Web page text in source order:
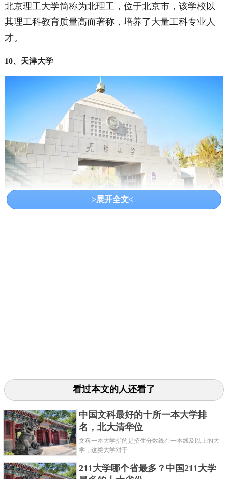
北京理工大学简称为北理工，位于北京市，该学校以
其理工科教育质量高而著称，培养了大量工科专业人
才。
10、天津大学
>展开全文<
看过本文的人还看了
中国文科最好的十所一本大学排
名，北大清华位
文科一本大学指的是招生分数线在一本线及以上的大
学，这类大学对于...
211大学哪个省最多？中国211大学